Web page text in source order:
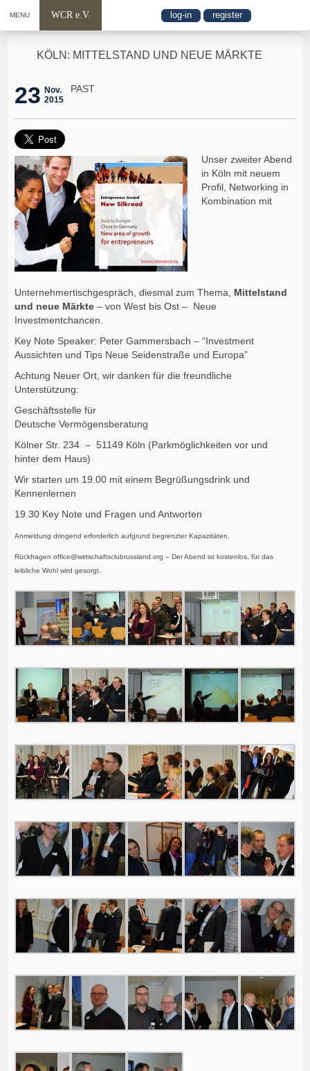
MENU WCR e.V. log-in register
KÖLN: MITTELSTAND UND NEUE MÄRKTE
23 Nov.
2015
PAST
Unser zweiter Abend
in Köln mit neuem
Profil, Networking in
Kombination mit
Unternehmertischgespräch, diesmal zum Thema, Mittelstand
und neue Märkte – von West bis Ost – Neue
Investmentchancen.
Key Note Speaker: Peter Gammersbach – “Investment
Aussichten und Tips Neue Seidenstraße und Europa”
Achtung Neuer Ort, wir danken für die freundliche
Unterstützung:
Geschäftsstelle für
Deutsche Vermögensberatung
Kölner Str. 234 – 51149 Köln (Parkmöglichkeiten vor und
hinter dem Haus)
Wir starten um 19.00 mit einem Begrüßungsdrink und
Kennenlernen
19.30 Key Note und Fragen und Antworten
Anmeldung dringend erforderlich aufgrund begrenzter Kapazitäten.
Rückfragen office@wirtschaftsclubrussland.org – Der Abend ist kostenlos, für das
leibliche Wohl wird gesorgt.